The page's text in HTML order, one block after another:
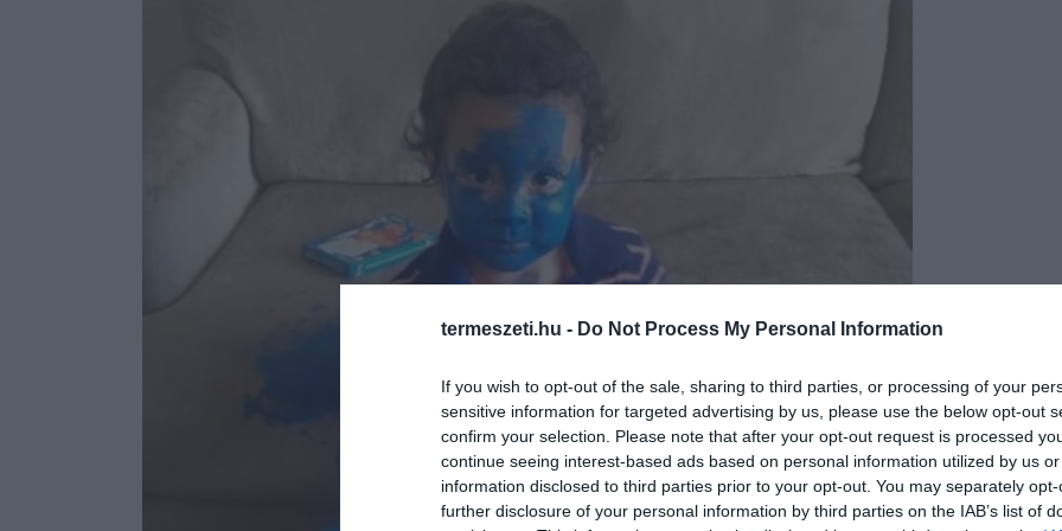
termeszeti.hu - Do Not Process My Personal Information
If you wish to opt-out of the sale, sharing to third parties, or processing of your
sensitive information for targeted advertising by us, please use the below opt-out
confirm your selection. Please note that after your opt-out request is processed
continue seeing interest-based ads based on personal information utilized by us
information disclosed to third parties prior to your opt-out. You may separately
further disclosure of your personal information by third parties on the IAB’s list of
Fotó: imgur